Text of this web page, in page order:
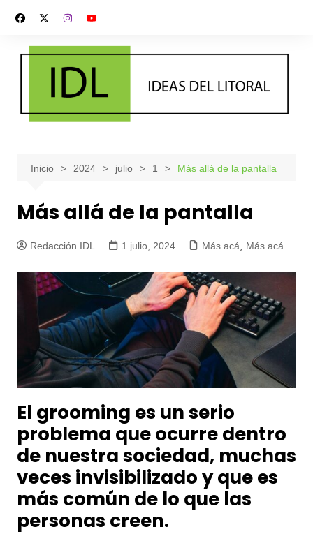
contenido
Inicio 2024 julio 1 Más allá de la pantalla
Más allá de la pantalla
Redacción IDL 1 julio, 2024 Más acá, Más acá
El grooming es un serio
problema que ocurre dentro
de nuestra sociedad, muchas
veces invisibilizado y que es
más común de lo que las
personas creen.